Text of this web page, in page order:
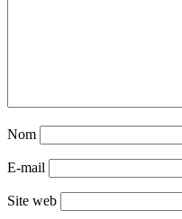
Nom
E-mail
Site web